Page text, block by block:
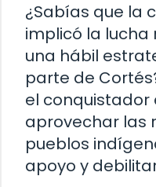
¿Sabías que la
implicó la lucha
una hábil
parte de
el conquistador
aprovechar las
pueblos
apoyo y